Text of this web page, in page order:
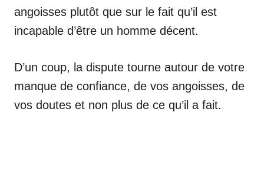
angoisses plutôt que sur le fait qu’il est
incapable d’être un homme décent.
D’un coup, la dispute tourne autour de votre
manque de confiance, de vos angoisses, de
vos doutes et non plus de ce qu’il a fait.